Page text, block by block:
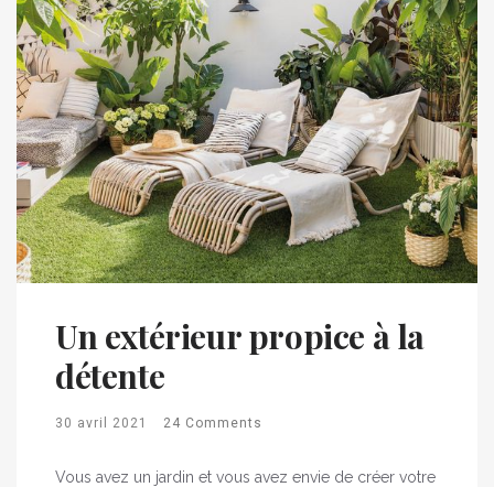
Un extérieur propice à la
détente
30 avril 2021 24 Comments
Vous avez un jardin et vous avez envie de créer votre